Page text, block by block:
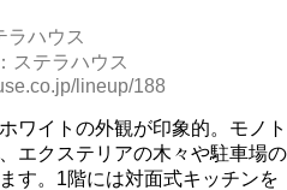
ステラハウス
lineup/188
ワイトの外観が印象的。モノト
エクステリアの木々や駐車場の
す。1階には対面式キッチンを